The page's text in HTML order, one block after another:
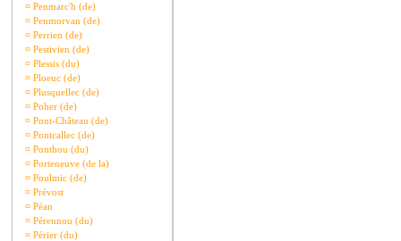
¤ Penmarc'h (de)
¤ Penmorvan (de)
¤ Perrien (de)
¤ Pestivien (de)
¤ Plessis (du)
¤ Ploeuc (de)
¤ Plusquellec (de)
¤ Poher (de)
¤ Pont-Château (de)
¤ Pontcallec (de)
¤ Ponthou (du)
¤ Porteneuve (de la)
¤ Poulmic (de)
¤ Prévost
¤ Péan
¤ Pérennou (du)
¤ Périer (du)